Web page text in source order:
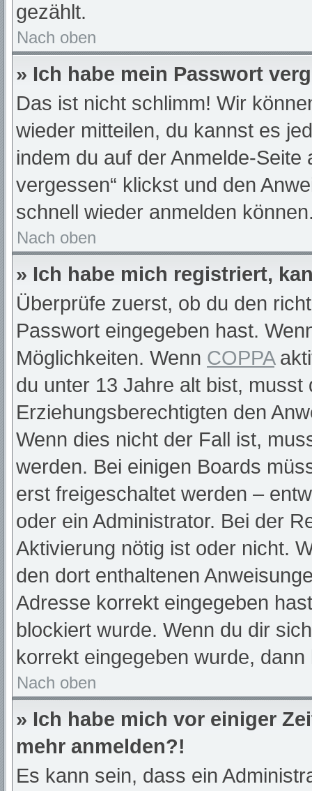
gezählt.
Nach oben
» Ich habe mein Passwort
Das ist nicht schlimm! Wir
wieder mitteilen, du kannst es
indem du auf der Anmelde-Seite
vergessen“ klickst und den
schnell wieder anmelden
Nach oben
» Ich habe mich registriert,
Überprüfe zuerst, ob du den
Passwort eingegeben hast.
Möglichkeiten. Wenn COPPA
du unter 13 Jahre alt bist,
Erziehungsberechtigten den
Wenn dies nicht der Fall ist,
werden. Bei einigen Boards
erst freigeschaltet werden –
oder ein Administrator. Bei der
Aktivierung nötig ist oder nicht.
den dort enthaltenen
Adresse korrekt eingegeben
blockiert wurde. Wenn du dir
korrekt eingegeben wurde,
Nach oben
» Ich habe mich vor einiger
mehr anmelden?!
Es kann sein, dass ein